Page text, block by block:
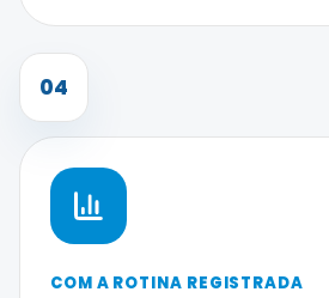
04
COM A ROTINA REGISTRADA